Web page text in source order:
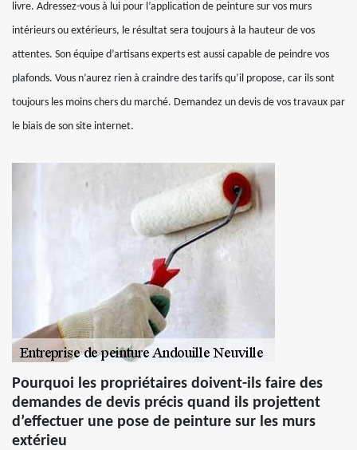
livre. Adressez-vous à lui pour l’application de peinture sur vos murs
intérieurs ou extérieurs, le résultat sera toujours à la hauteur de vos
attentes. Son équipe d’artisans experts est aussi capable de peindre vos
plafonds. Vous n’aurez rien à craindre des tarifs qu’il propose, car ils sont
toujours les moins chers du marché. Demandez un devis de vos travaux par
le biais de son site internet.
Pourquoi les propriétaires doivent-ils faire des
demandes de devis précis quand ils projettent
d’effectuer une pose de peinture sur les murs
extérieu